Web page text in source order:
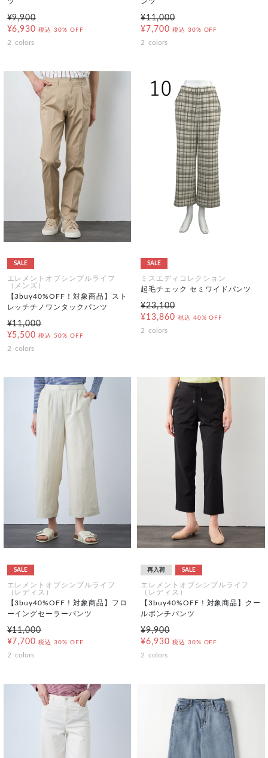
¥9,900
¥6,930 税込 30% OFF
2 colors
¥11,000
¥7,700 税込 30% OFF
2 colors
SALE
エレメントオブシンプルライフ
（メンズ）
【3buy40%OFF！対象商品】スト
レッチチノワンタックパンツ
¥11,000
¥5,500 税込 50% OFF
2 colors
SALE
ミスエディコレクション
起毛チェック セミワイドパンツ
¥23,100
¥13,860 税込 40% OFF
2 colors
SALE
エレメントオブシンプルライフ
（レディス）
【3buy40%OFF！対象商品】フロ
ーイングセーラーパンツ
¥11,000
¥7,700 税込 30% OFF
2 colors
再入荷 SALE
エレメントオブシンプルライフ
（レディス）
【3buy40%OFF！対象商品】クー
ルポンチパンツ
¥9,900
¥6,930 税込 30% OFF
2 colors